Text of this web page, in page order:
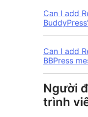
Can I add
Can I add
BBPress
Người
trình